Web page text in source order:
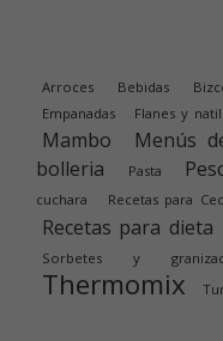
Arroces Bebidas
Empanadas Flanes y
Mambo Menús
bolleria
Pasta
cuchara
Recetas para
Recetas para dieta
Sorbetes y
Thermomix